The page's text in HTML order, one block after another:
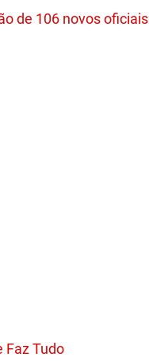
de 106 novos oficiais
Faz Tudo